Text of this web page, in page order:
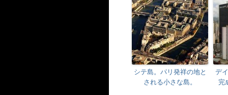
シテ島。パリ発祥の地と
される小さな島。
デ
完